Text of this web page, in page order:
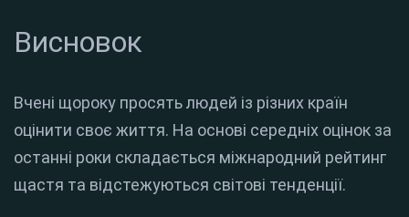
Висновок
Вчені щороку просять людей із різних країн
оцінити своє життя. На основі середніх оцінок за
останні роки складається міжнародний рейтинг
щастя та відстежуються світові тенденції.